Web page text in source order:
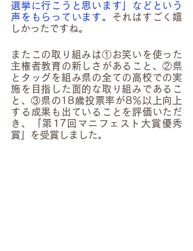
選挙に行こうと思います」などという
声をもらっています。 それはすごく嬉
しかったですね。
またこの取り組みは①お笑いを使った
主権者教育の新しさがあること、②県
とタッグを組み県の全ての高校での実
施を目指した面的な取り組みであるこ
と、③県の18歳投票率が8％以上向上
する成果も出ていることを評価いただ
き、「第17回マニフェスト大賞優秀
賞」を受賞しました。